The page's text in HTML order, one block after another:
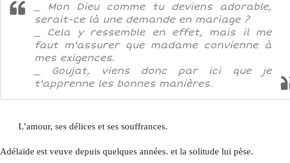
_ Mon Dieu comme tu deviens adorable,
serait-ce là une demande en mariage ?
_ Cela y ressemble en effet, mais il me
faut m'assurer que madame convienne à
mes exigences.
_ Goujat, viens donc par ici que je
t'apprenne les bonnes manières.
L’amour, ses délices et ses souffrances.
Adélaïde est veuve depuis quelques années. et la solitude lui pèse.